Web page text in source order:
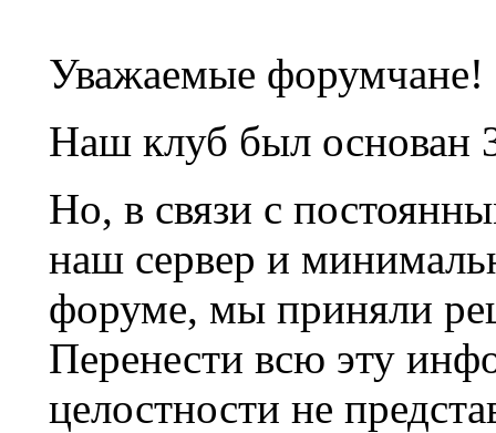
Уважаемые форумчане!
Наш клуб был основан
Но, в связи с
наш сервер и
форуме, мы приняли
Перенести всю эту
целостности не